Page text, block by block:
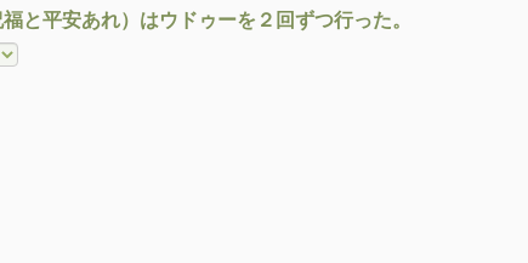
と平安あれ）はウドゥーを２回ずつ行った。